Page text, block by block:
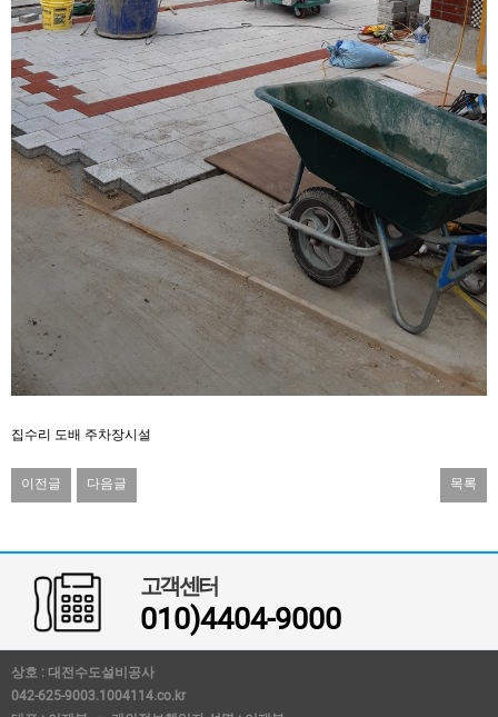
집수리 도배 주차장시설
이전글 다음글 목록
고객센터
010)4404-9000
상호 : 대전수도설비공사
042-625-9003.1004114.co.kr